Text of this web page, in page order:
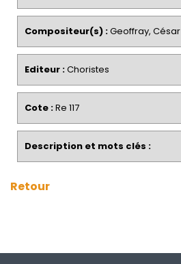
Compositeur(s) :Geoffray, César
Editeur :Choristes
Cote :Re 117
Description et mots clés :
Retour